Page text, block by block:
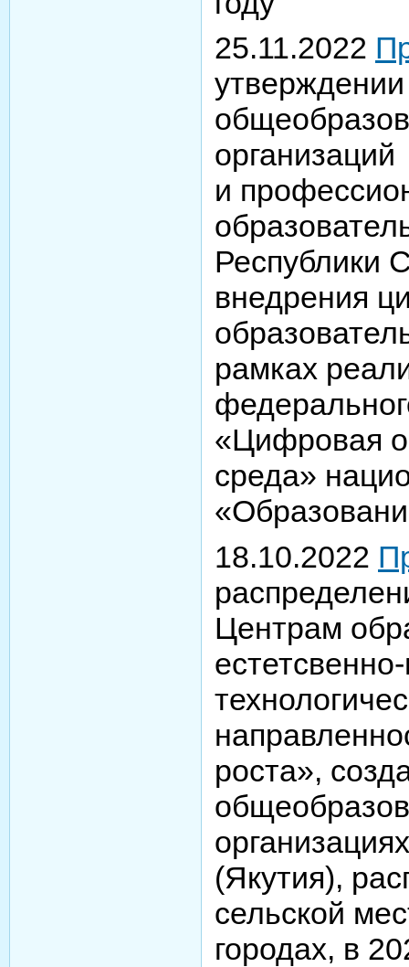
25.11.2022
организаций
и
Республики
внедрения
рамках
«Цифровая
среда»
18.10.2022
Центрам
роста»,
(Якутия),
сельской
городах, в